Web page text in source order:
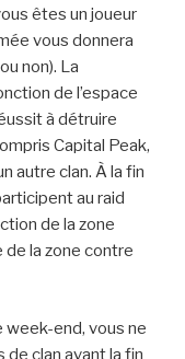
êtes un joueur
vous donnera
non). La
de l’espace
à détruire
Capital Peak,
autre clan. À la fin
au raid
de la zone
la zone contre
week-end, vous ne
de clan avant la fin